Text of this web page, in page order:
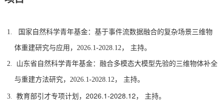
国家自然科学青年基金：基于事件流数据融合的复杂场景三维物
体重建研究与应用，2026.1-2028.12， 主持。
山东省自然科学青年基金： 融合多模态大模型先验的三维物体补全
与重建方法研究， 2026.1-2028.12， 主持。
教育部引才专项计划，2026.1-2028.12， 主持。